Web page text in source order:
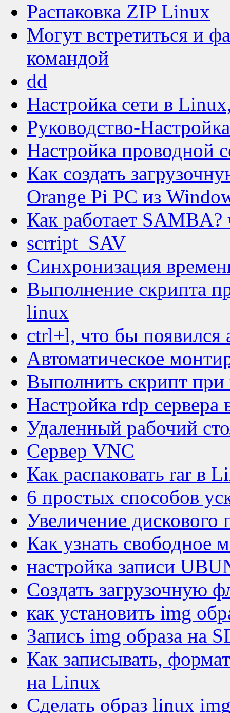
Распаковка ZIP Linux
Могут встретиться и
командой
dd
Настройка сети в
Руководство-
Настройка проводной
Как создать
Orange Pi PC из
Как работает SAMBA?
scrript_SAV
Синхронизация
Выполнение скрипта
linux
ctrl+l, что бы появился
Автоматическое
Выполнить скрипт
Настройка rdp сервера
Удаленный рабочий
Сервер VNC
Как распаковать rar в
6 простых способов
Увеличение дискового
Как узнать свободное
настройка записи
Создать загрузочную
как установить img
Запись img образа на
Как записывать,
на Linux
Сделать образ linux